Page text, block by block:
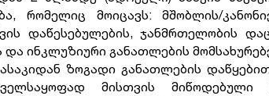
რომელიც მოიცავს: მშობლის/
დაწესებულების, ჯანმრთელობის
ინკლუზიური განათლების
ზოგადი განათლების
მისთვის